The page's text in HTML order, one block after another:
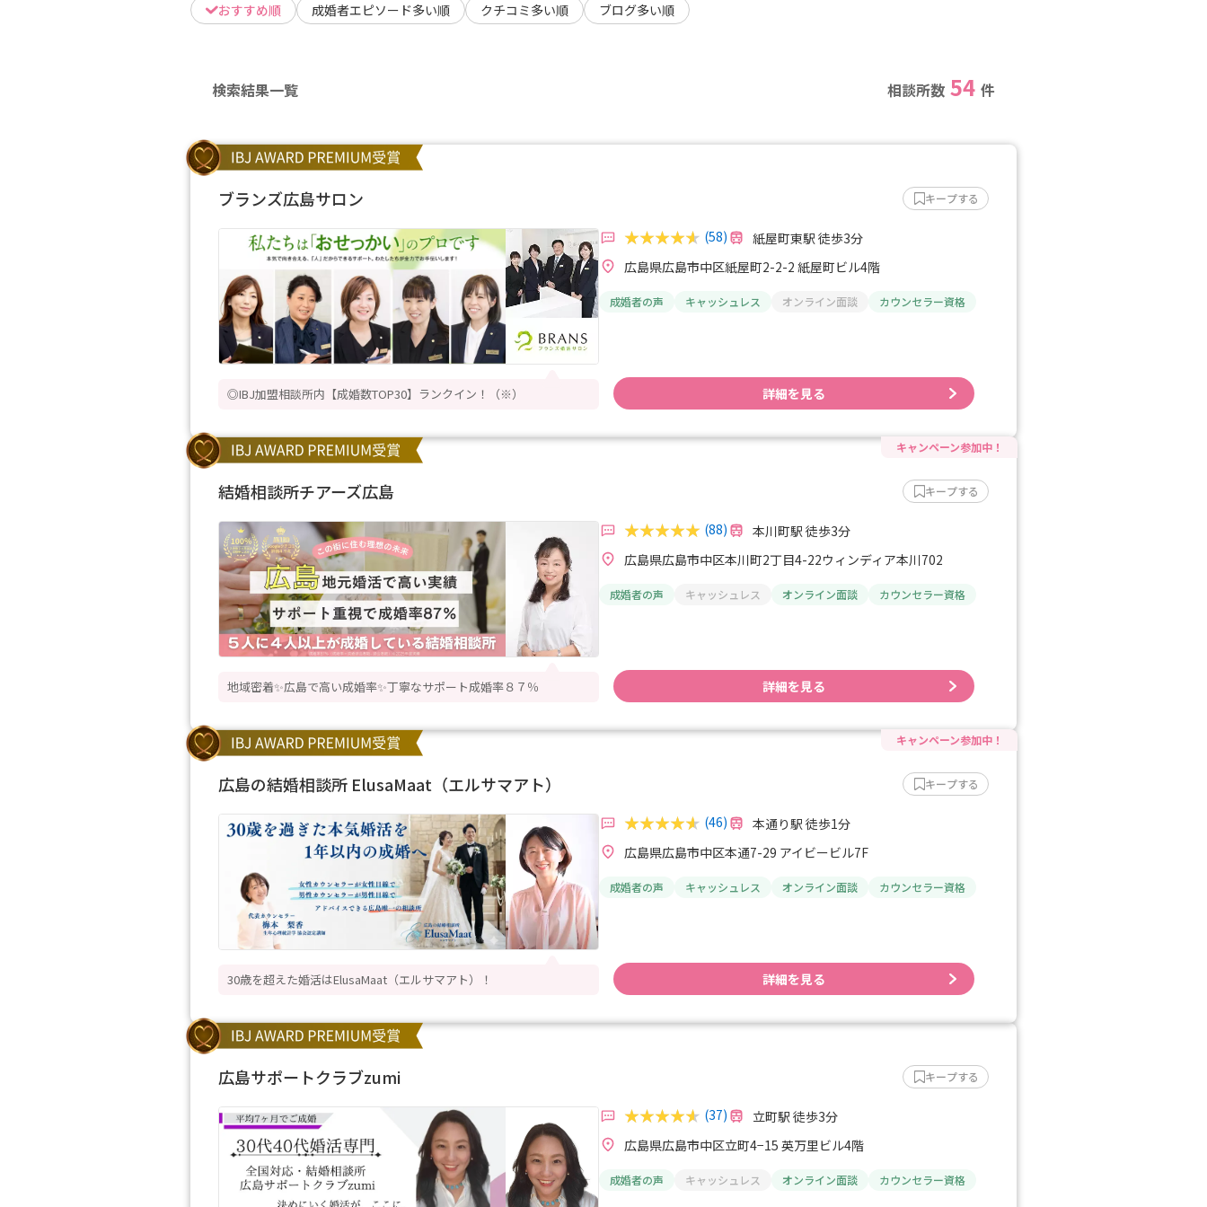
おすすめ順 成婚者エピソード多い順 クチコミ多い順 ブログ多い順
検索結果一覧 相談所数 54 件
ブランズ広島サロン キープする
◎IBJ加盟相談所内【成婚数TOP30】ランクイン！（※）
(58)
紙屋町東駅 徒歩3分
広島県広島市中区紙屋町2-2-2 紙屋町ビル4階
成婚者の声 キャッシュレス オンライン面談 カウンセラー資格
詳細を見る
結婚相談所チアーズ広島 キープする
地域密着✨広島で高い成婚率✨丁寧なサポート成婚率８７％
(88)
本川町駅 徒歩3分
広島県広島市中区本川町2丁目4-22ウィンディア本川702
成婚者の声 キャッシュレス オンライン面談 カウンセラー資格
詳細を見る
広島の結婚相談所 ElusaMaat（エルサマアト） キープする
30歳を超えた婚活はElusaMaat（エルサマアト）！
(46)
本通り駅 徒歩1分
広島県広島市中区本通7-29 アイビービル7F
成婚者の声 キャッシュレス オンライン面談 カウンセラー資格
詳細を見る
広島サポートクラブzumi キープする
(37)
立町駅 徒歩3分
広島県広島市中区立町4−15 英万里ビル4階
成婚者の声 キャッシュレス オンライン面談 カウンセラー資格